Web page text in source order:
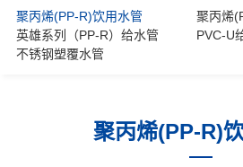
投资者关系
聚丙烯(PP-R)饮用水管
聚丙烯
英雄系列（PP-R）给水管
PVC-U
不锈钢塑覆水管
聚丙烯(PP-R)